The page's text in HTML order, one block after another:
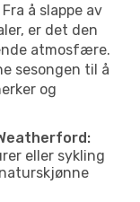
å slappe av
er det den
atmosfære.
sesongen til å
og
eller sykling